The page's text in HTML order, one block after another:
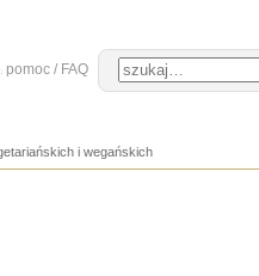
pomoc / FAQ
i wegańskich